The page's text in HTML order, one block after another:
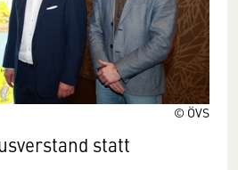
© ÖVS
statt